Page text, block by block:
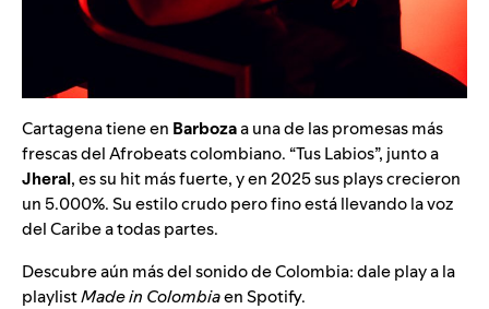
Cartagena tiene en Barbozaa una de las promesas más
frescas del Afrobeats colombiano. “Tus Labios”, junto a
Jheral, es su hit más fuerte, y en 2025 sus plays crecieron
un 5.000%. Su estilo crudo pero fino está llevando la voz
del Caribe a todas partes.
Descubre aún más del sonido de Colombia: dale play a la
playlistMade in Colombiaen Spotify.